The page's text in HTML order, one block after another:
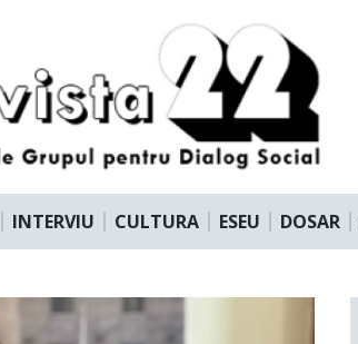
INTERVIU CULTURA ESEU DOSAR